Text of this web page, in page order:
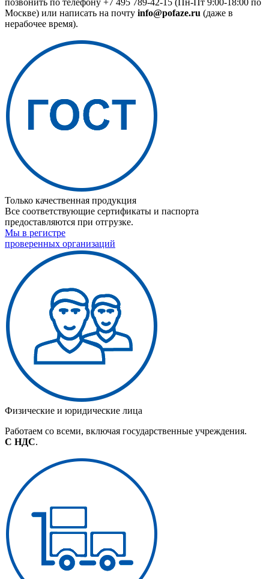
позвонить по телефону +7 495 789-42-15 (Пн-Пт 9:00-18:00 по
Москве) или написать на почту info@pofaze.ru (даже в
нерабочее время).
Только качественная продукция
Все соответствующие сертификаты и паспорта
предоставляются при отгрузке.
Мы в регистре
проверенных организаций
Физические и юридические лица
Работаем со всеми, включая государственные учреждения.
С НДС.